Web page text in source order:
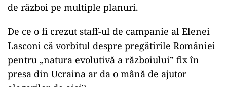
de război pe multiple planuri.
De ce o fi crezut staff-ul de campanie al Elenei
Lasconi că vorbitul despre pregătirile României
pentru „natura evolutivă a războiului” fix în
presa din Ucraina ar da o mână de ajutor